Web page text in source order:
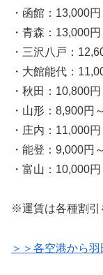
・函館：13,000
・青森：13,000
・三沢八戸：
・大館能代：
・秋田：10,800
・山形：8,900円
・庄内：11,000
・能登：9,000円
・富山：10,000
※運賃は各種割引
＞＞各空港から